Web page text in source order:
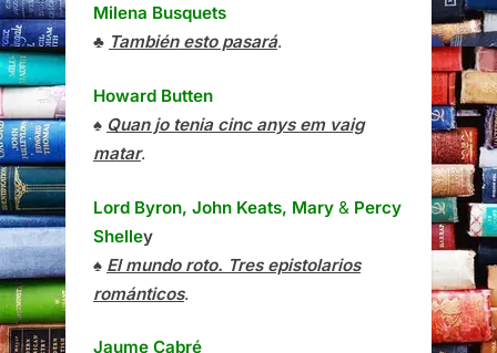
Milena Busquets
♣ También esto pasará.
Howard Butten
♠ Quan jo tenia cinc anys em vaig
matar.
Lord Byron, John Keats, Mary & Percy
Shelley
♠ El mundo roto. Tres epistolarios
románticos.
Jaume Cabré